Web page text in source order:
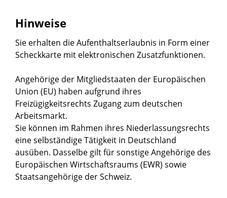
Hinweise
Sie erhalten die Aufenthaltserlaubnis in Form einer
Scheckkarte mit elektronischen Zusatzfunktionen.
Angehörige der Mitgliedstaaten der Europäischen
Union (EU) haben aufgrund ihres
Freizügigkeitsrechts Zugang zum deutschen
Arbeitsmarkt.
Sie können im Rahmen ihres Niederlassungsrechts
eine selbständige Tätigkeit in Deutschland
ausüben. Dasselbe gilt für sonstige Angehörige des
Europäischen Wirtschaftsraums (EWR) sowie
Staatsangehörige der Schweiz.